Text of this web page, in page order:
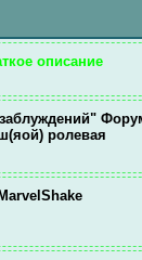
описание
ролевая
MarvelShake